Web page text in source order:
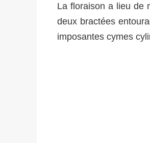
La floraison a lieu de
deux bractées
imposantes cymes